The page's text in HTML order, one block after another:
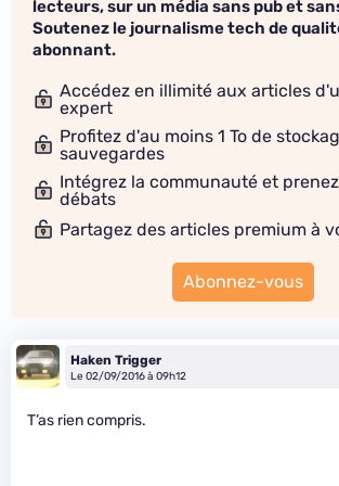
lecteurs, sur un média sans pub et
Soutenez le journalisme tech de
abonnant.
Accédez en illimité aux articles
expert
Profitez d'au moins 1 To de
sauvegardes
Intégrez la communauté et
débats
Partagez des articles premium à
Abonnez-vous
Haken Trigger
Le 02/09/2016 à 09h12
T’as rien compris.